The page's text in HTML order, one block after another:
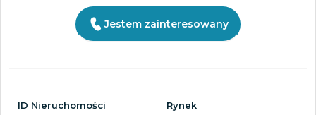
Jestem zainteresowany
ID Nieruchomości
Rynek